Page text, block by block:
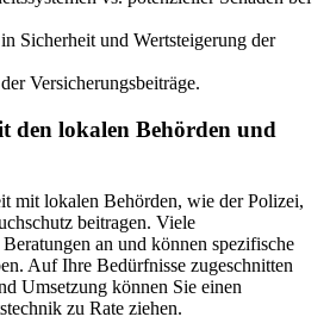
Sicherheit und Wertsteigerung der
Versicherungsbeiträge.
den lokalen Behörden und
mit lokalen Behörden, wie der Polizei,
beitragen. Viele
an und können spezifische
Auf Ihre Bedürfnisse zugeschnitten
Umsetzung können Sie einen
zu Rate ziehen.